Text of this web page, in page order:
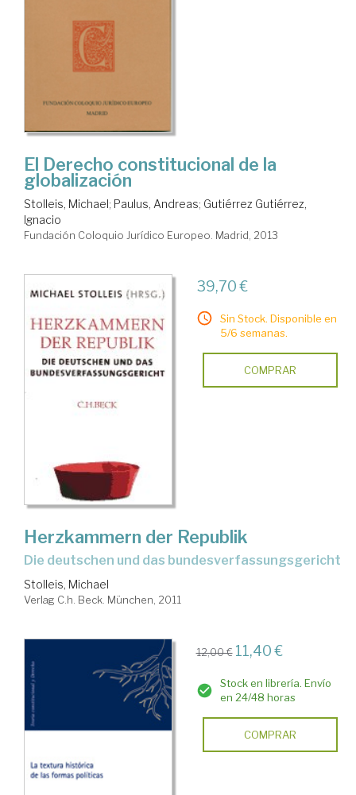
El Derecho constitucional de la
globalización
Stolleis, Michael; Paulus, Andreas; Gutiérrez Gutiérrez,
Ignacio
Fundación Coloquio Jurídico Europeo. Madrid, 2013
39,70 €
Sin Stock. Disponible en
5/6 semanas.
COMPRAR
Herzkammern der Republik
die deutschen und das bundesverfassungsgericht
Stolleis, Michael
Verlag C.h. Beck. München, 2011
12,00 € 11,40 €
Stock en librería. Envío
en 24/48 horas
COMPRAR